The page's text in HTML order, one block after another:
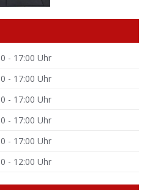
- 17:00 Uhr
- 17:00 Uhr
- 17:00 Uhr
- 17:00 Uhr
- 17:00 Uhr
- 12:00 Uhr